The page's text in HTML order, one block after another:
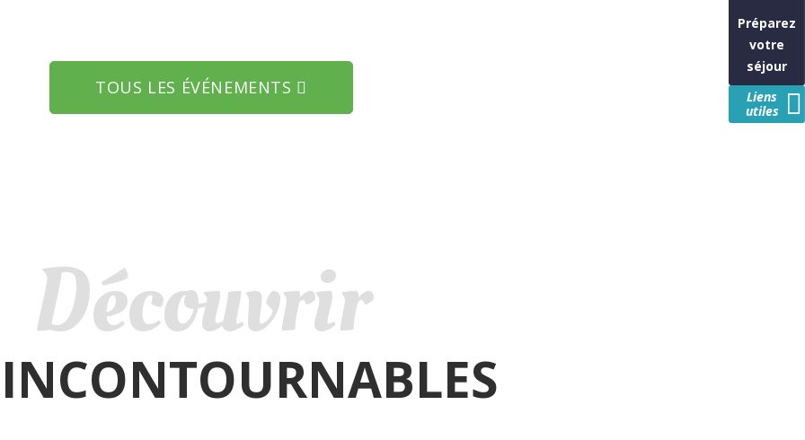
TOUS LES ÉVÉNEMENTS
Découvrir
Préparez
votre
séjour
Liens
utiles